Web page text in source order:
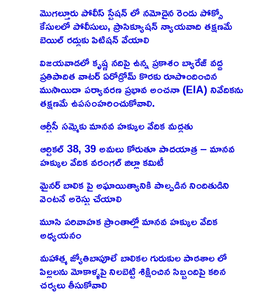
మొగల్తూరు పోలీస్ స్టేషన్ లో నమోదైన రెండు పోక్సో
కేసులలో పోలీసులు, ప్రాసిక్యూషన్ న్యాయవాది తక్షణమే
బెయిల్ రద్దుకు పిటిషన్ వేయాలి
విజయవాడలో కృష్ణ నదిపై ఉన్న ప్రకాశం బ్యారేజ్ వద్ద
ప్రతిపాదిత వాటర్ ఏరోడ్రోమ్ కొరకు రూపొందించిన
ముసాయిదా పర్యావరణ ప్రభావ అంచనా (EIA) నివేదికను
తక్షణమే ఉపసంహరించుకోవాలి.
ఆర్టీసీ సమ్మెకు మానవ హక్కుల వేదిక మద్దతు
ఆర్టికల్ 38, 39 అమలు కోరుతూ పాదయాత్ర – మానవ
హక్కుల వేదిక వరంగల్ జిల్లా కమిటీ
మైనర్ బాలిక పై అఘాయిత్యానికి పాల్పడిన నిందితుడిని
వెంటనే అరెస్టు చేయాలి
మూసి పరివాహక ప్రాంతాల్లో మానవ హక్కుల వేదిక
అధ్యయనం
మహాత్మ జ్యోతిబాపూలే బాలికల గురుకుల పాఠశాల లో
పిల్లలను మోకాళ్ళపై నిలబెట్టి శిక్షించిన సిబ్బందిపై కఠిన
చర్యలు తీసుకోవాలి